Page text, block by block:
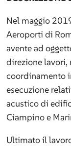
Nel maggio
Aeroporti di
avente ad
direzione lavori,
coordinamento
esecuzione
acustico di
Ciampino e
Ultimato il